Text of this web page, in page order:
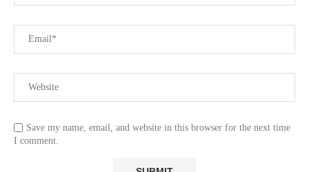
Save my name, email, and website in this browser for the next time
I comment.